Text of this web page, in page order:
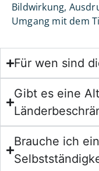
Bildwirkung,
Umgang mit dem
Für wen sind
Gibt es eine
Brauche ich